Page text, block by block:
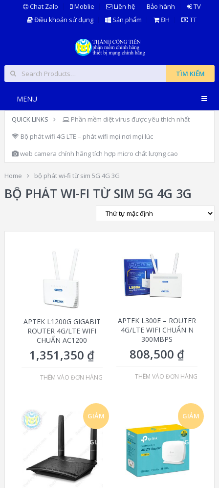
Chat Zalo Moblie Liên hệ Bảo hành
TV
Điều khoản sử dụng
Sản phẩm ĐH TT
TÌM KIẾM
MENU
QUICK LINKS
Phần mềm diệt virus được yêu thích nhất
Bộ phát wifi 4G LTE – phát wifi mọi nơi mọi lúc
web camera chính hãng tích hợp micro chất lượng cao
Home bộ phát wi-fi từ sim 5G 4G 3G
BỘ PHÁT WI-FI TỪ SIM 5G 4G 3G
APTEK L1200G GIGABIT
ROUTER 4G/LTE WIFI
CHUẨN AC1200
1,351,350 ₫
THÊM VÀO ĐƠN HÀNG
APTEK L300E – ROUTER
4G/LTE WIFI CHUẨN N
300MBPS
808,500 ₫
THÊM VÀO ĐƠN HÀNG
GIẢM
GIÁ!
GIẢM
GIÁ!